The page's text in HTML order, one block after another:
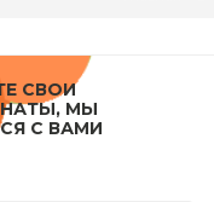
СВОИ
МЫ
С ВАМИ